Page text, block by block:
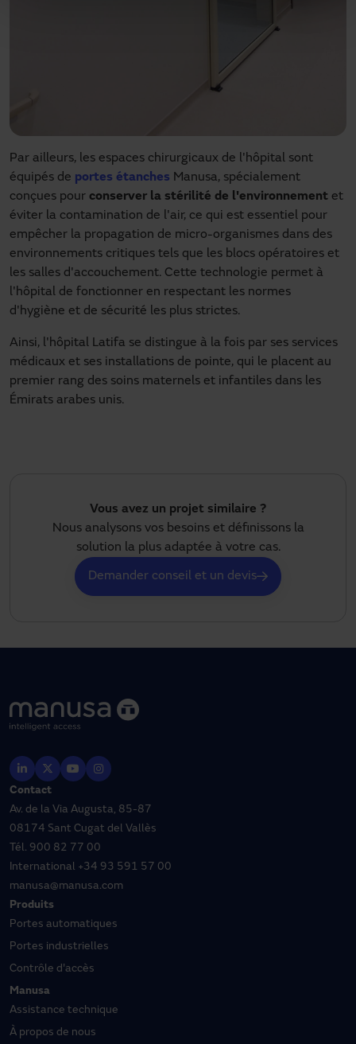
Par ailleurs, les espaces chirurgicaux de l'hôpital sont
équipés de portes étanches Manusa, spécialement
conçues pour conserver la stérilité de l'environnement et
éviter la contamination de l'air, ce qui est essentiel pour
empêcher la propagation de micro-organismes dans des
environnements critiques tels que les blocs opératoires et
les salles d'accouchement. Cette technologie permet à
l'hôpital de fonctionner en respectant les normes
d'hygiène et de sécurité les plus strictes.
Ainsi, l'hôpital Latifa se distingue à la fois par ses services
médicaux et ses installations de pointe, qui le placent au
premier rang des soins maternels et infantiles dans les
Émirats arabes unis.
Vous avez un projet similaire ?
Nous analysons vos besoins et définissons la
solution la plus adaptée à votre cas.
Demander conseil et un devis
Contact
Av. de la Via Augusta, 85-87
08174 Sant Cugat del Vallès
Tél. 900 82 77 00
International +34 93 591 57 00
manusa@manusa.com
Produits
Portes automatiques
Portes industrielles
Contrôle d'accès
Manusa
Assistance technique
À propos de nous